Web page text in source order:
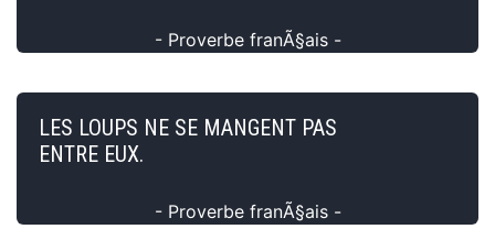
- Proverbe franÃ§ais -
LES LOUPS NE SE MANGENT PAS
ENTRE EUX.
- Proverbe franÃ§ais -